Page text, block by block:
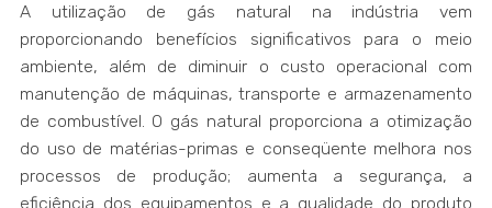
A utilização de gás natural na indústria vem
proporcionando benefícios significativos para o meio
ambiente, além de diminuir o custo operacional com
manutenção de máquinas, transporte e armazenamento
de combustível. O gás natural proporciona a otimização
do uso de matérias-primas e conseqüente melhora nos
processos de produção; aumenta a segurança, a
eficiência dos equipamentos e a qualidade do produto